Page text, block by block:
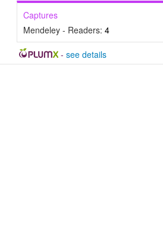
Captures
Mendeley - Readers: 4
- see details